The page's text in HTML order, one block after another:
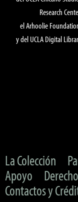
Research
el Arhoolie
y del UCLA Digital
La Colección
Apoyo
Contactos y